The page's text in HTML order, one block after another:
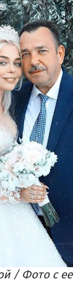
/ Фото с ее